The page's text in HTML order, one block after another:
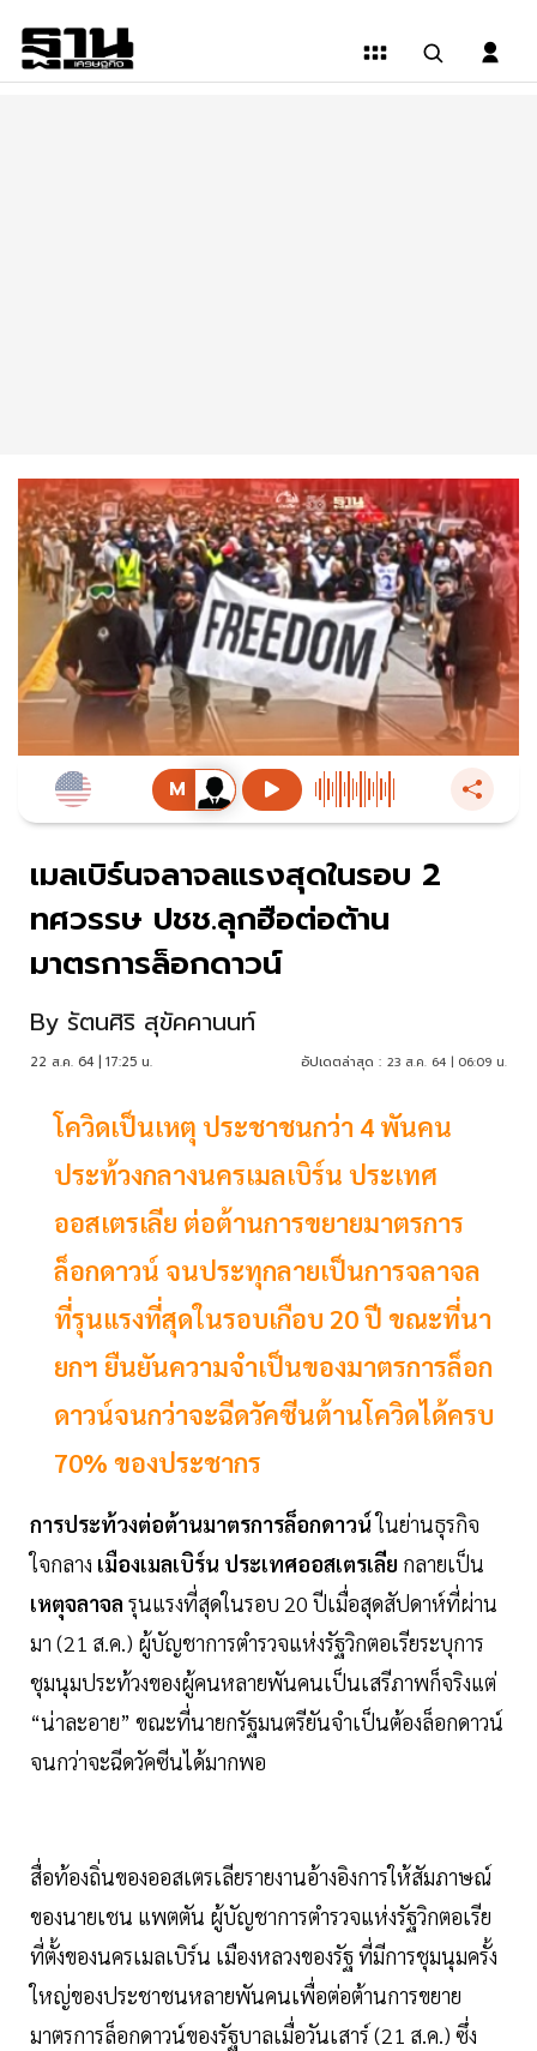
เมลเบิร์นจลาจลแรงสุดในรอบ 2
ทศวรรษ ปชช.ลุกฮือต่อต้าน
มาตรการล็อกดาวน์
By รัตนศิริ สุขัคคานนท์
22 ส.ค. 64 | 17:25 น. อัปเดตล่าสุด : 23 ส.ค. 64 | 06:09 น.
โควิดเป็นเหตุ ประชาชนกว่า 4 พันคน
ประท้วงกลางนครเมลเบิร์น ประเทศ
ออสเตรเลีย ต่อต้านการขยายมาตรการ
ล็อกดาวน์ จนประทุกลายเป็นการจลาจล
ที่รุนแรงที่สุดในรอบเกือบ 20 ปี ขณะที่นา
ยกฯ ยืนยันความจำเป็นของมาตรการล็อก
ดาวน์จนกว่าจะฉีดวัคซีนต้านโควิดได้ครบ
70% ของประชากร
การประท้วงต่อต้านมาตรการล็อกดาวน์ในย่านธุรกิจ
ใจกลาง เมืองเมลเบิร์น ประเทศออสเตรเลีย กลายเป็น
เหตุจลาจล รุนแรงที่สุดในรอบ 20 ปีเมื่อสุดสัปดาห์ที่ผ่าน
มา (21 ส.ค.) ผู้บัญชาการตำรวจแห่งรัฐวิกตอเรียระบุการ
ชุมนุมประท้วงของผู้คนหลายพันคนเป็นเสรีภาพก็จริงแต่
“น่าละอาย” ขณะที่นายกรัฐมนตรียันจำเป็นต้องล็อกดาวน์
จนกว่าจะฉีดวัคซีนได้มากพอ
สื่อท้องถิ่นของออสเตรเลียรายงานอ้างอิงการให้สัมภาษณ์
ของนายเชน แพตตัน ผู้บัญชาการตำรวจแห่งรัฐวิกตอเรีย
ที่ตั้งของนครเมลเบิร์น เมืองหลวงของรัฐ ที่มีการชุมนุมครั้ง
ใหญ่ของประชาชนหลายพันคนเพื่อต่อต้านการขยาย
มาตรการล็อกดาวน์ของรัฐบาลเมื่อวันเสาร์ (21 ส.ค.) ซึ่ง